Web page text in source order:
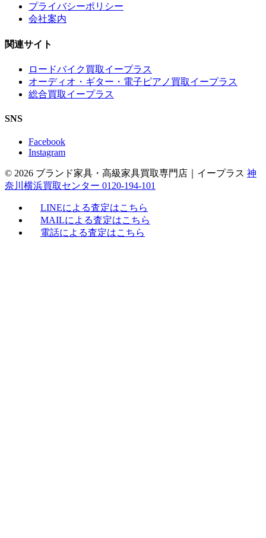
プライバシーポリシー
会社案内
関連サイト
ロードバイク買取イープラス
オーディオ・ギター・電子ピアノ買取イープラス
総合買取イープラス
SNS
Facebook
Instagram
© 2026 ブランド家具・高級家具買取専門店｜イープラス 神
奈川横浜買取センター 0120-194-101
LINEによる査定はこちら
MAILによる査定はこちら
電話による査定はこちら